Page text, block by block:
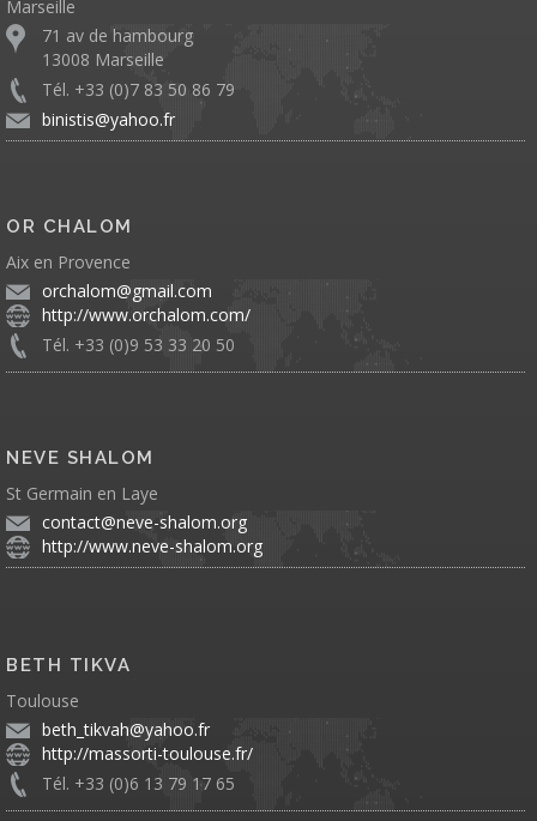
Marseille
71 av de hambourg
13008 Marseille
Tél. +33 (0)7 83 50 86 79
binistis@yahoo.fr
OR CHALOM
Aix en Provence
orchalom@gmail.com
http://www.orchalom.com/
Tél. +33 (0)9 53 33 20 50
NEVE SHALOM
St Germain en Laye
contact@neve-shalom.org
http://www.neve-shalom.org
BETH TIKVA
Toulouse
beth_tikvah@yahoo.fr
http://massorti-toulouse.fr/
Tél. +33 (0)6 13 79 17 65